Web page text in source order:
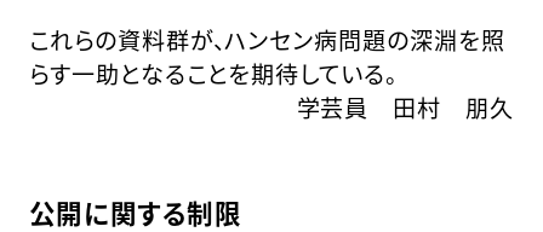
これらの資料群が、ハンセン病問題の深淵を照
らす一助となることを期待している。
学芸員 田村 朋久
公開に関する制限